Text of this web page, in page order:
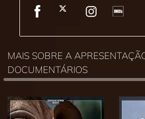
MAIS SOBRE A
DOCUMENTÁRIOS